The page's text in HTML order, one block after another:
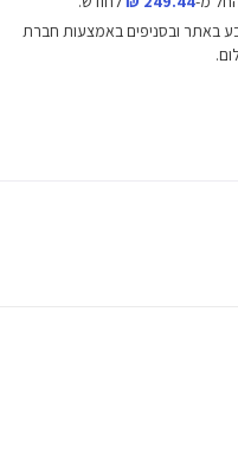
באתר ובסניפים באמצעות חברת